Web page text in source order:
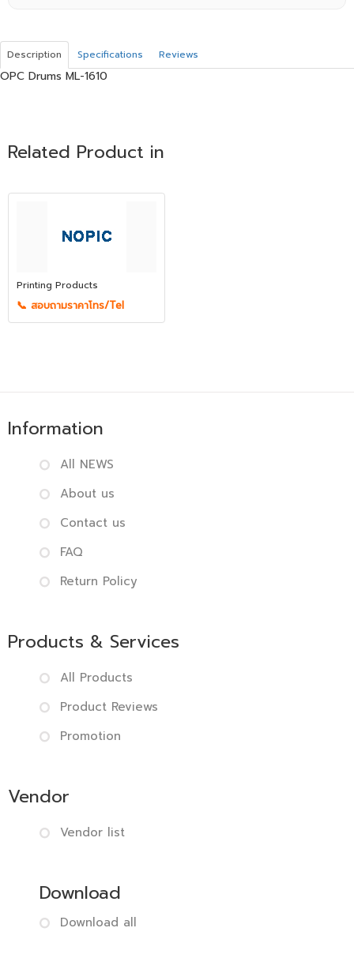
Description Specifications Reviews
OPC Drums ML-1610
Related Product in
Printing Products
📞 สอบถามราคาโทร/Tel
Information
All NEWS
About us
Contact us
FAQ
Return Policy
Products & Services
All Products
Product Reviews
Promotion
Vendor
Vendor list
Download
Download all